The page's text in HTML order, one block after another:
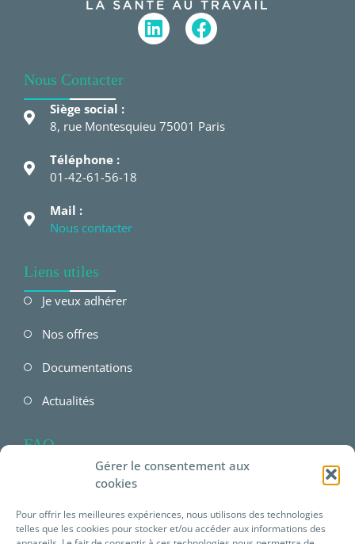
Gérer le consentement aux
cookies
Pour offrir les meilleures expériences, nous utilisons des technologies
telles que les cookies pour stocker et/ou accéder aux informations des
Nous Contacter
Siège social :
8, rue Montesquieu 75001 Paris
Téléphone :
01-42-61-56-18
Mail :
Nous contacter
Liens utiles
Je veux adhérer
Nos offres
Documentations
Actualités
FAQ
FAQ Employeur
FAQ offres Prévéam